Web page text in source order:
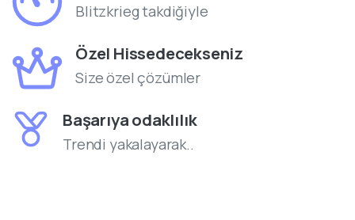
Blitzkrieg takdiğiyle
Özel Hissedecekseniz
Size özel çözümler
Başarıya odaklılık
Trendi yakalayarak..